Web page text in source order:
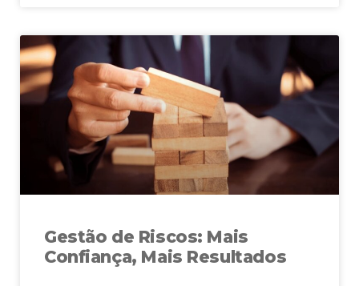
Gestão de Riscos: Mais
Confiança, Mais Resultados